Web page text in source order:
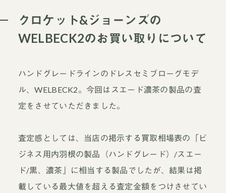
クロケット&ジョーンズの
WELBECK2のお買い取りについて
ハンドグレードラインのドレスセミブローグモデ
ル、WELBECK2。今回はスエード濃茶の製品の査
定をさせていただきました。
査定感としては、当店の掲示する買取相場表の「ビ
ジネス用内羽根の製品（ハンドグレード）/スエー
ド/黒、濃茶」に相当する製品でしたが、結果は掲
載している最大値を超える査定金額をつけさせてい